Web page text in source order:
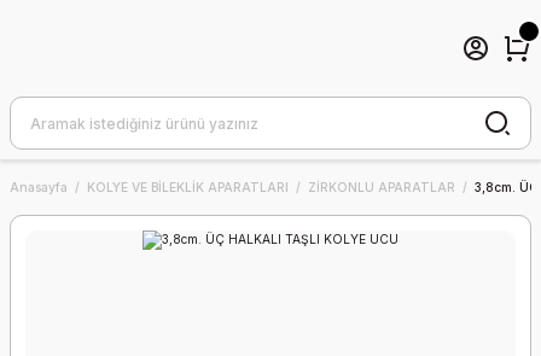
Anasayfa KOLYE VE BİLEKLİK APARATLARI ZİRKONLU APARATLAR 3,8cm. ÜÇ